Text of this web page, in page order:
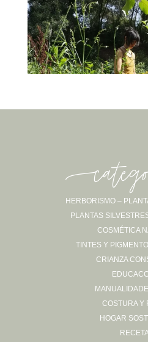
Sígueme
-
HERBORISMO –
PLANTAS
COSMÉTICA
TINTES Y
CRIANZA
COSTURA Y
HOGAR